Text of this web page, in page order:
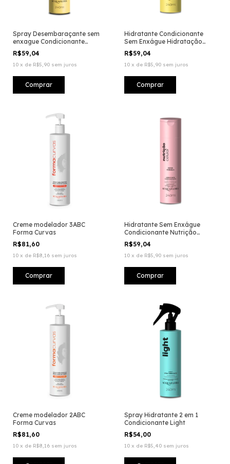
Spray Desembaraçante sem
enxague Condicionante
Hidratação Intensiva
R$59,04
10 x de R$5,90 sem juros
Hidratante Condicionante
Sem Enxágue Hidratação
Intensiva
R$59,04
10 x de R$5,90 sem juros
Creme modelador 3ABC
Forma Curvas
R$81,60
10 x de R$8,16 sem juros
Hidratante Sem Enxágue
Condicionante Nutrição
Celular
R$59,04
10 x de R$5,90 sem juros
Creme modelador 2ABC
Forma Curvas
R$81,60
10 x de R$8,16 sem juros
Spray Hidratante 2 em 1
Condicionante Light
R$54,00
10 x de R$5,40 sem juros